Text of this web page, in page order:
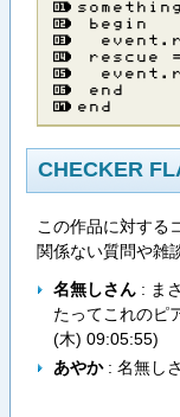
ｓ​ｏ​ｍ​ｅ​ｔ​ｈ​ｉ​
​ｂ​ｅ​ｇ​ｉ​ｎ
ｅ​ｖ​ｅ​ｎ​ｔ​．​
ｒ​ｅ​ｓ​ｃ​ｕ​ｅ​
ｅ​ｖ​ｅ​ｎ​ｔ​．​
​ｅ​ｎ​ｄ
ｅ​ｎ​ｄ
CHECKER
この作品に対する
関係ない質問や雑
名無しさん: ま
たってこれのピ
(木) 09:05:55)
あやか: 名無し